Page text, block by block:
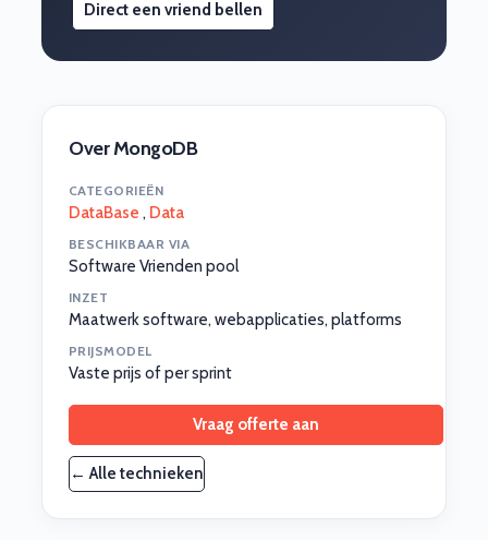
Direct een vriend bellen
Over MongoDB
CATEGORIEËN
DataBase , Data
BESCHIKBAAR VIA
Software Vrienden pool
INZET
Maatwerk software, webapplicaties, platforms
PRIJSMODEL
Vaste prijs of per sprint
Vraag offerte aan
← Alle technieken